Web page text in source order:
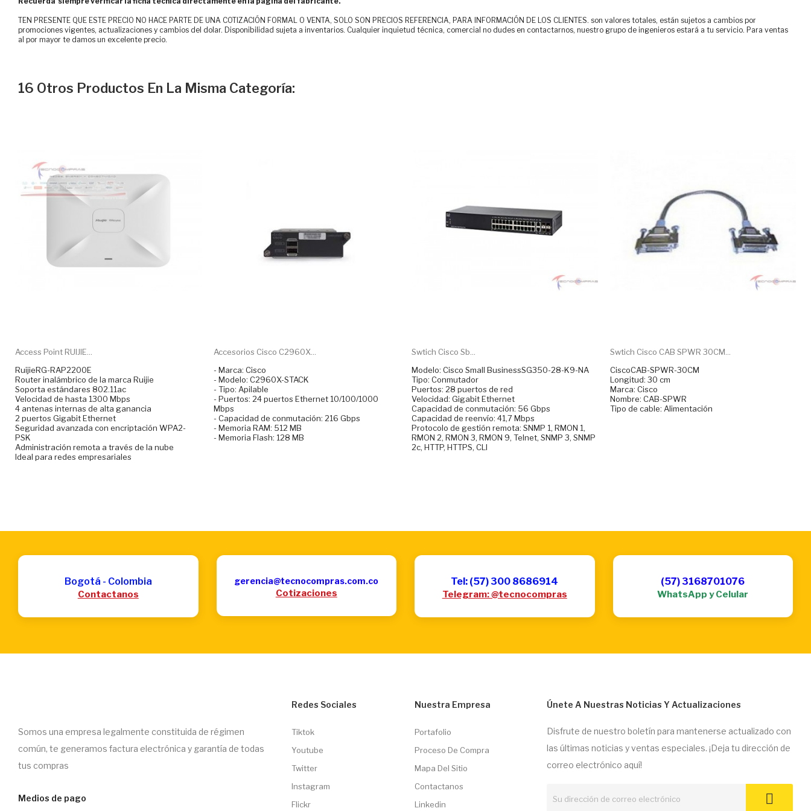
TEN PRESENTE QUE ESTE PRECIO NO HACE PARTE DE UNA COTIZACIÓN FORMAL O VENTA, SOLO SON PRECIOS REFERENCIA, PARA INFORMACIÓN DE LOS CLIENTES. son valores totales, están sujetos a cambios por
promociones vigentes, actualizaciones y cambios del dolar. Disponibilidad sujeta a inventarios. Cualquier inquietud técnica, comercial no dudes en contactarnos, nuestro grupo de ingenieros estará a tu servicio. Para ventas
al por mayor te damos un excelente precio.
16 Otros Productos En La Misma Categoría:
Access Point RUIJIE...
RuijieRG-RAP2200E
Router inalámbrico de la marca Ruijie
Soporta estándares 802.11ac
Velocidad de hasta 1300 Mbps
4 antenas internas de alta ganancia
2 puertos Gigabit Ethernet
Seguridad avanzada con encriptación WPA2-
PSK
Administración remota a través de la nube
Ideal para redes empresariales
Accesorios Cisco C2960X...
- Marca: Cisco
- Modelo: C2960X-STACK
- Tipo: Apilable
- Puertos: 24 puertos Ethernet 10/100/1000
Mbps
- Capacidad de conmutación: 216 Gbps
- Memoria RAM: 512 MB
- Memoria Flash: 128 MB
Swtich Cisco Sb...
Modelo: Cisco Small BusinessSG350-28-K9-NA
Tipo: Conmutador
Puertos: 28 puertos de red
Velocidad: Gigabit Ethernet
Capacidad de conmutación: 56 Gbps
Capacidad de reenvío: 41,7 Mbps
Protocolo de gestión remota: SNMP 1, RMON 1,
RMON 2, RMON 3, RMON 9, Telnet, SNMP 3, SNMP
2c, HTTP, HTTPS, CLI
Swtich Cisco CAB SPWR 30CM...
CiscoCAB-SPWR-30CM
Longitud: 30 cm
Marca: Cisco
Nombre: CAB-SPWR
Tipo de cable: Alimentación
Bogotá - Colombia
Contactanos
gerencia@tecnocompras.com.co
Cotizaciones
Tel: (57) 300 8686914
Telegram: @tecnocompras
(57) 3168701076
WhatsApp y Celular
Somos una empresa legalmente constituida de régimen
común, te generamos factura electrónica y garantía de todas
tus compras
Medios de pago
Redes Sociales
Tiktok
Youtube
Twitter
Instagram
Flickr
Nuestra Empresa
Portafolio
Proceso De Compra
Mapa Del Sitio
Contactanos
Linkedin
Únete A Nuestras Noticias Y Actualizaciones
Disfrute de nuestro boletín para mantenerse actualizado con
las últimas noticias y ventas especiales. ¡Deja tu dirección de
correo electrónico aquí!